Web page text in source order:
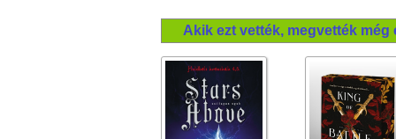
Akik ezt vették, megvették még